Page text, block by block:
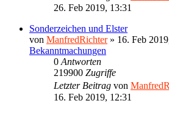
26. Feb 2019, 13:31
Sonderzeichen und Elster
von ManfredRichter» 16. Feb
Bekanntmachungen
0 Antworten
219900 Zugriffe
Letzter Beitrag von
16. Feb 2019, 12:31